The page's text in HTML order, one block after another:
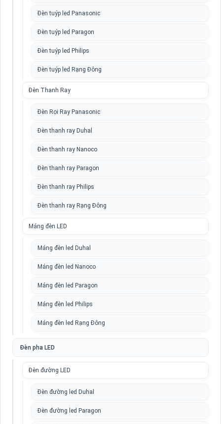
Đèn tuýp led Panasonic
Đèn tuýp led Paragon
Đèn tuýp led Philips
Đèn tuýp led Rạng Đông
Đèn Thanh Ray
Đèn Rọi Ray Panasonic
Đèn thanh ray Duhal
Đèn thanh ray Nanoco
Đèn thanh ray Paragon
Đèn thanh ray Philips
Đèn thanh ray Rạng Đông
Máng đèn LED
Máng đèn led Duhal
Máng đèn led Nanoco
Máng đèn led Paragon
Máng đèn led Philips
Máng đèn led Rạng Đông
Đèn pha LED
Đèn đường LED
Đèn đường led Duhal
Đèn đường led Paragon